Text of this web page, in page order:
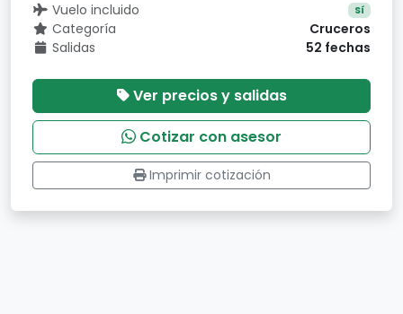
Vuelo incluido Sí
Categoría
Cruceros
Salidas
52 fechas
Ver precios y salidas
Cotizar con asesor
Imprimir cotización